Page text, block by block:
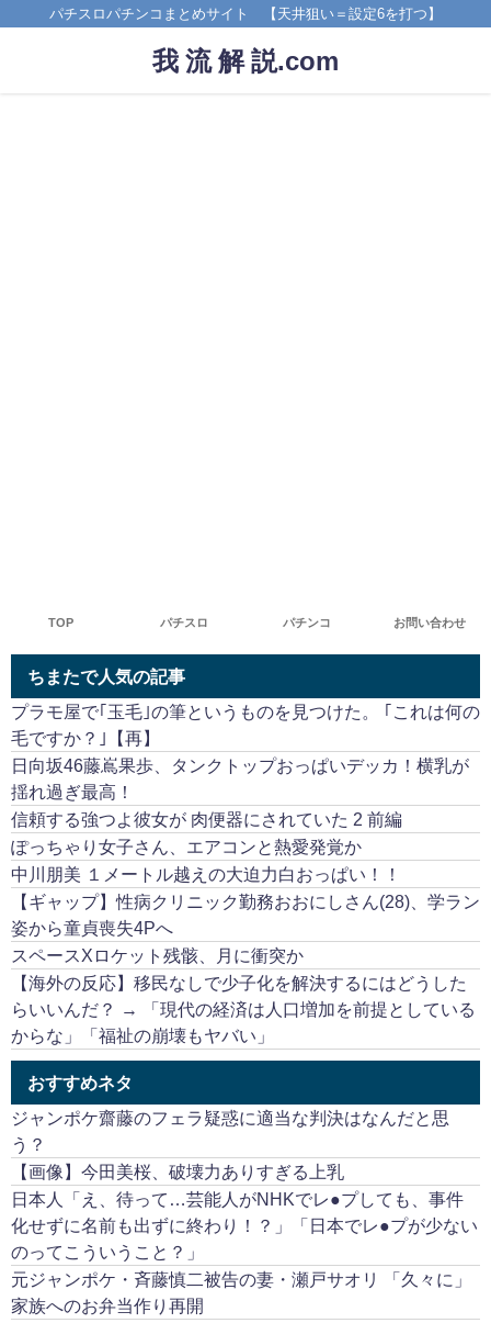
パチスロパチンコまとめサイト 【天井狙い＝設定6を打つ】
我 流 解 説.com
TOP パチスロ パチンコ お問い合わせ
ちまたで人気の記事
プラモ屋で｢玉毛｣の筆というものを見つけた。 ｢これは何の
毛ですか？｣【再】
日向坂46藤嶌果歩、タンクトップおっぱいデッカ！横乳が
揺れ過ぎ最高！
信頼する強つよ彼女が 肉便器にされていた 2 前編
ぽっちゃり女子さん、エアコンと熱愛発覚か
中川朋美 １メートル越えの大迫力白おっぱい！！
【ギャップ】性病クリニック勤務おおにしさん(28)、学ラン
姿から童貞喪失4Pへ
スペースXロケット残骸、月に衝突か
【海外の反応】移民なしで少子化を解決するにはどうした
らいいんだ？ → 「現代の経済は人口増加を前提としている
からな」「福祉の崩壊もヤバい」
おすすめネタ
ジャンポケ齋藤のフェラ疑惑に適当な判決はなんだと思
う？
【画像】今田美桜、破壊力ありすぎる上乳
日本人「え、待って…芸能人がNHKでレ●プしても、事件
化せずに名前も出ずに終わり！？」「日本でレ●プが少ない
のってこういうこと？」
元ジャンポケ・斉藤慎二被告の妻・瀬戸サオリ 「久々に」
家族へのお弁当作り再開